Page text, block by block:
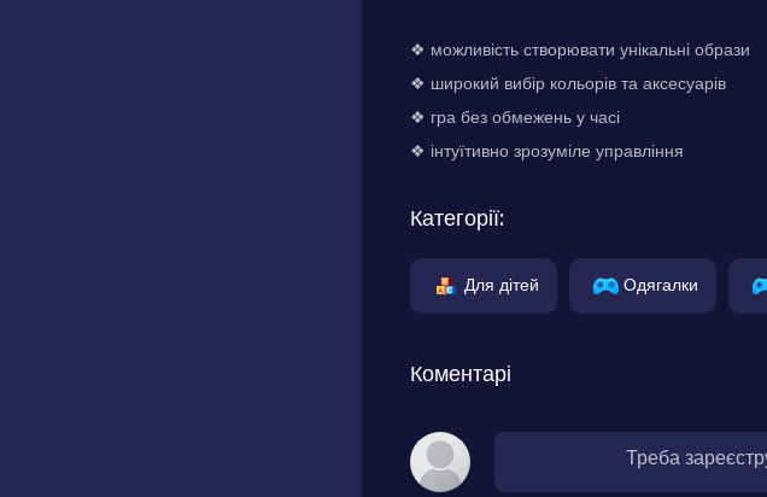
❖ можливість створювати унікальні образи
❖ широкий вибір кольорів та аксесуарів
❖ гра без обмежень у часі
❖ інтуїтивно зрозуміле управління
Категорії:
Для дітей Одягалки
Коментарі
Треба